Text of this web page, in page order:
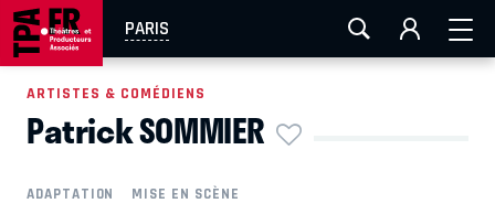
PARIS
AIX-MARSEILLE LA ROCHELLE
EN TOURNÉE
ARTISTES & COMÉDIENS
Patrick SOMMIER
ADAPTATION MISE EN SCÈNE